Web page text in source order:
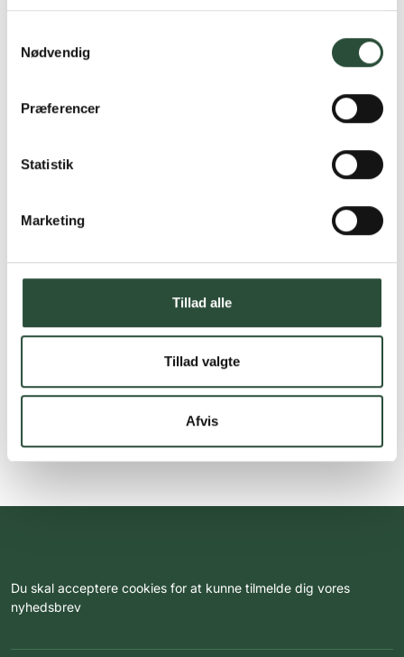
Nødvendig
Præferencer
Statistik
Marketing
Tillad alle
Tillad valgte
Afvis
Du skal acceptere cookies for at kunne tilmelde dig vores
nyhedsbrev